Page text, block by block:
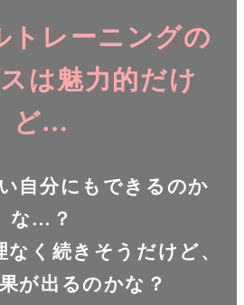
トレーニングの
は魅力的だけ
ど…
自分にもできるのか
な…？
なく続きそうだけど、
が出るのかな？